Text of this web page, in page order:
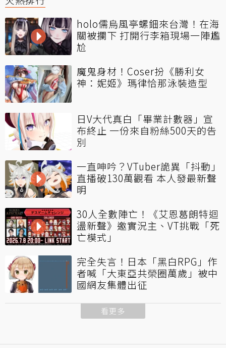
holo儒烏風亭螺鈿來台灣！在海
關被攔下 打開行李箱現場一陣尷
尬
魔鬼身材！Coser扮《勝利女
神：妮姬》瑪律恰那泳裝造型
日V大代真白「畢業計數器」宣
布終止 一份來自粉絲500天的告
別
一直呻吟？VTuber詭異「抖動」
直播破130萬觀看 本人發最新聲
明
30人全數陣亡！《艾恩葛朗特迴
盪新聲》邀實況主、VT挑戰「死
亡模式」
完全失言！日本「黑白RPG」作
者喊「大東亞共榮圈萬歲」被中
國網友集體出征
看更多